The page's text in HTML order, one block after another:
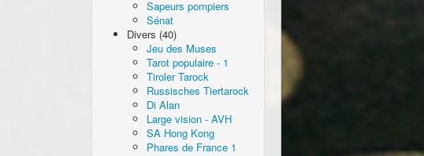
Sapeurs pompiers
Sénat
Divers (40)
Jeu des Muses
Tarot populaire - 1
Tiroler Tarock
Russisches Tiertarock
Di Alan
Large vision - AVH
SA Hong Kong
Phares de France 1